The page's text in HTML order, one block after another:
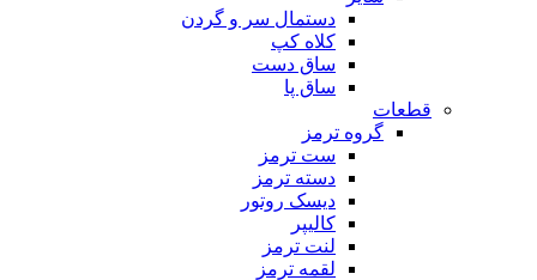
دستمال سر و گردن
کلاه کپ
ساق دست
ساق پا
قطعات
گروه ترمز
ست ترمز
دسته ترمز
دیسک روتور
کالیپر
لنت ترمز
لقمه ترمز